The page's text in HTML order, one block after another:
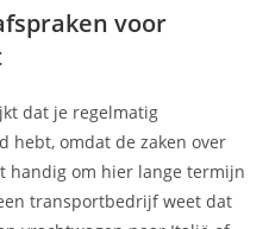
voor
dat je regelmatig
hebt, omdat de zaken over
handig om hier lange termijn
transportbedrijf weet dat